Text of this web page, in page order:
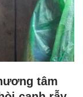
tâm